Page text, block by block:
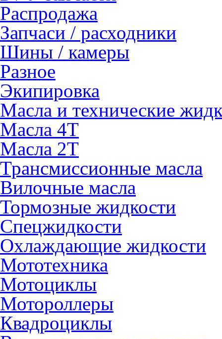
Распродажа
Запчаси / расходники
Шины / камеры
Разное
Экипировка
Масла и технические
Масла 4Т
Масла 2Т
Трансмиссионные масла
Вилочные масла
Тормозные жидкости
Спецжидкости
Охлаждающие жидкости
Мототехника
Мотоциклы
Мотороллеры
Квадроциклы